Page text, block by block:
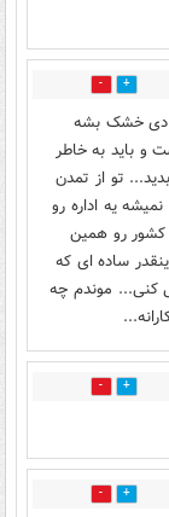
13
خشک بشه
و باید به خاطر
تو از تمدن
یه اداره رو
کشور رو همین
ساده ای که
کنی... موندم چه
3
17